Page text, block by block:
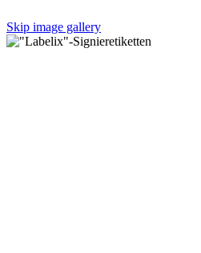
Skip image gallery